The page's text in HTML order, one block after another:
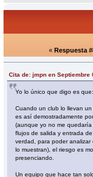
« Respuesta
Cita de: jmpn en Septiembre
Yo lo único que digo es que:
Cuando un club lo llevan
es así demostradamente
(aunque yo no me
flujos de salida y entrada
verdad, para poder
lo muestran), el riesgo es
presenciando.
Un equipo que hace tan